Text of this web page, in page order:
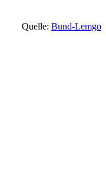
Quelle: Bund-Lemgo